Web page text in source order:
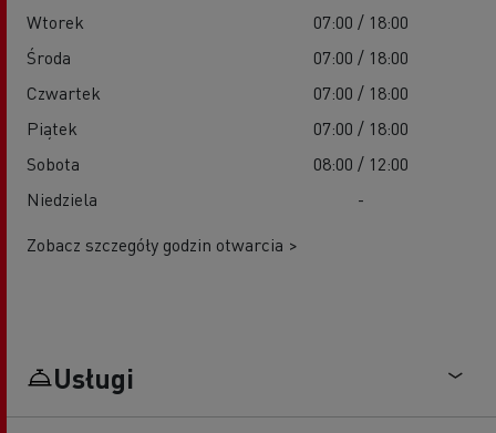
Wtorek
07:00 / 18:00
Środa
07:00 / 18:00
Czwartek
07:00 / 18:00
Piątek
07:00 / 18:00
Sobota
08:00 / 12:00
Niedziela
-
Zobacz szczegóły godzin otwarcia >
Usługi